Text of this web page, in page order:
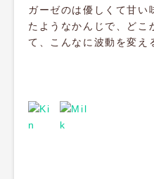
ガーゼのは優しくて甘い
たようなかんじで、どこ
て、こんなに波動を変え